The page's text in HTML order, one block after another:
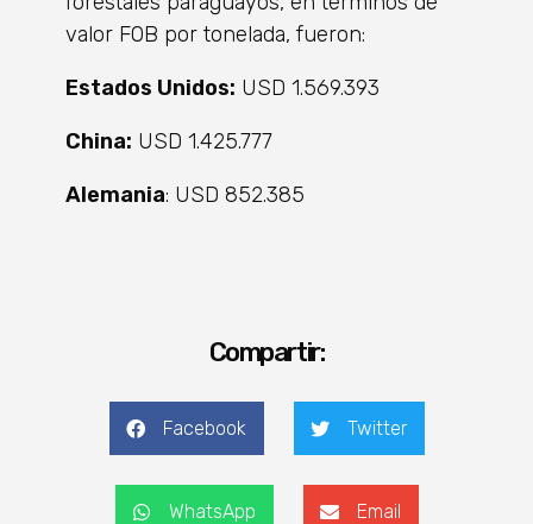
valor FOB por tonelada, fueron:
Estados Unidos: USD 1.569.393
China: USD 1.425.777
Alemania: USD 852.385
Compartir:
Facebook Twitter
WhatsApp Email